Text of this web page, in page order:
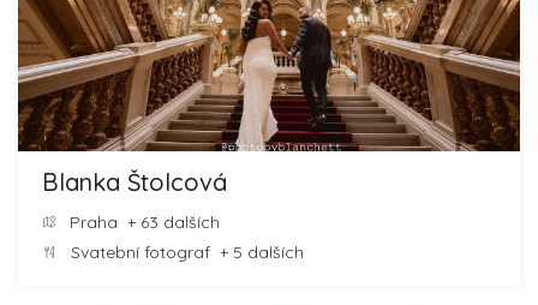
Blanka Štolcová
Praha + 63 dalších
Svatební fotograf + 5 dalších